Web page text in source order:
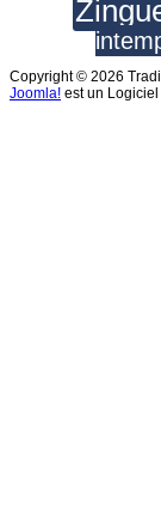
Copyright © 2026
Joomla! est un